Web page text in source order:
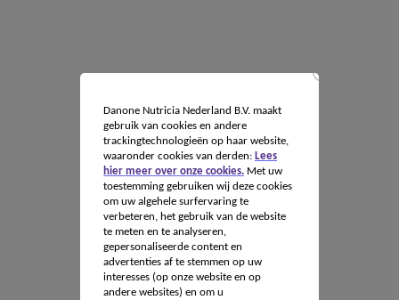
Danone Nutricia Nederland B.V. maakt
gebruik van cookies en andere
trackingtechnologieën op haar website,
waaronder cookies van derden: Lees
hier meer over onze cookies.Met uw
toestemming gebruiken wij deze cookies
om uw algehele surfervaring te
verbeteren, het gebruik van de website
te meten en te analyseren,
gepersonaliseerde content en
advertenties af te stemmen op uw
interesses (op onze website en op
andere websites) en om u